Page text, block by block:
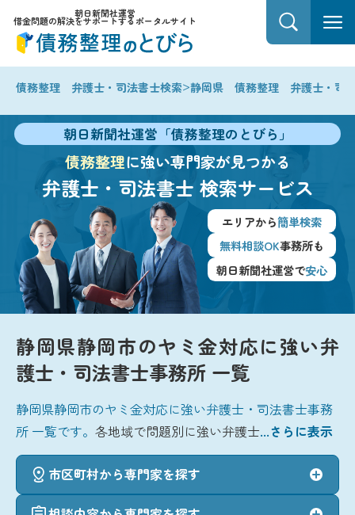
朝日新聞社運営
借金問題の解決をサポートするポータルサイト
債務整理 弁護士・司法書士検索>静岡県 債務整理 弁護士・司
朝日新聞社運営「債務整理のとびら」
債務整理に強い専門家が見つかる
弁護士・司法書士 検索サービス
エリアから簡単検索
無料相談OK事務所も
朝日新聞社運営で安心
静岡県静岡市のヤミ金対応に強い弁
護士・司法書士事務所 一覧
静岡県静岡市のヤミ金対応に強い弁護士・司法書士事務
所 一覧です。各地域で問題別に強い弁護士...さらに表示
市区町村から専門家を探す